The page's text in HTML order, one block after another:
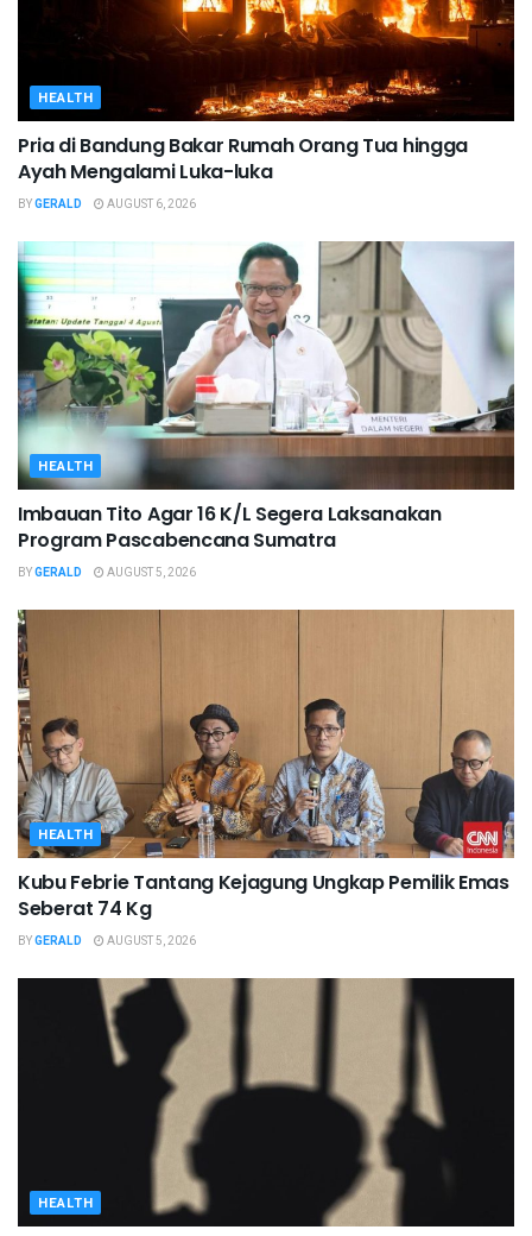
HEALTH
Pria di Bandung Bakar Rumah Orang Tua hingga
Ayah Mengalami Luka-luka
BYGERALD AUGUST 6, 2026
HEALTH
Imbauan Tito Agar 16 K/L Segera Laksanakan
Program Pascabencana Sumatra
BYGERALD AUGUST 5, 2026
HEALTH
Kubu Febrie Tantang Kejagung Ungkap Pemilik Emas
Seberat 74 Kg
BYGERALD AUGUST 5, 2026
HEALTH